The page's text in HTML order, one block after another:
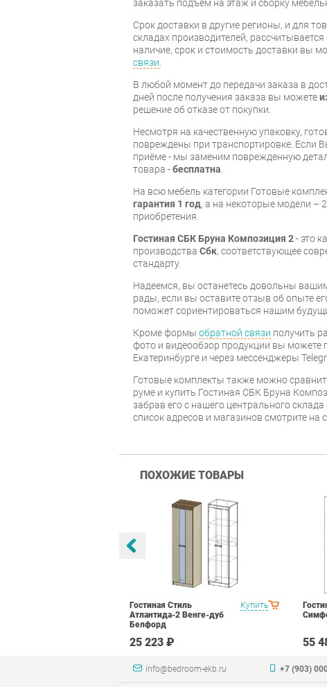
заказать подъём на этаж и сборку
Срок доставки в другие регионы, и для
складах производителей,
наличие, срок и стоимость доставки вы
связи.
В любой момент до передачи заказа в
дней после получения заказа вы можете
решение об отказе от покупки.
Несмотря на качественную упаковку,
повреждены при транспортировке. Если
приёме - мы заменим поврежденную
товара -бесплатна.
На всю мебель категории Готовые
гарантия 1 год, а на некоторые модели –
приобретения.
Гостиная СБК Бруна Композиция 2- это
производства Сбк, соответствующее
стандарту.
Надеемся, вы останетесь довольны
рады, если вы оставите отзыв об опыте
поможет сориентироваться нашим
Кроме формы обратной связи получить
фото и видеообзор продукции вы можете
Екатеринбурге и через мессенджеры
Готовые комплекты также можно
руме и купить Гостиная СБК Бруна
забрав его с нашего центрального
список адресов и магазинов смотрите на
ПОХОЖИЕ ТОВАРЫ
Купить
Гостиная Стиль
Атлантида-2 Венге-дуб
Белфорд
25 223 ₽ 55
info@bedroom-ekb.ru +7 (903)